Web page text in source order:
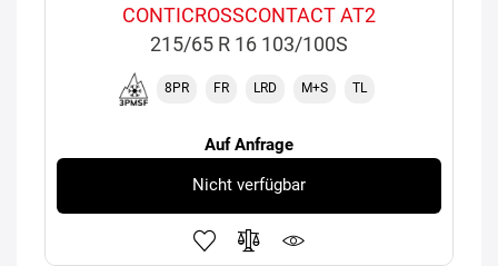
CONTICROSSCONTACT AT2
215/65 R 16 103/100S
8PR FR LRD M+S TL
Auf Anfrage
Nicht verfügbar